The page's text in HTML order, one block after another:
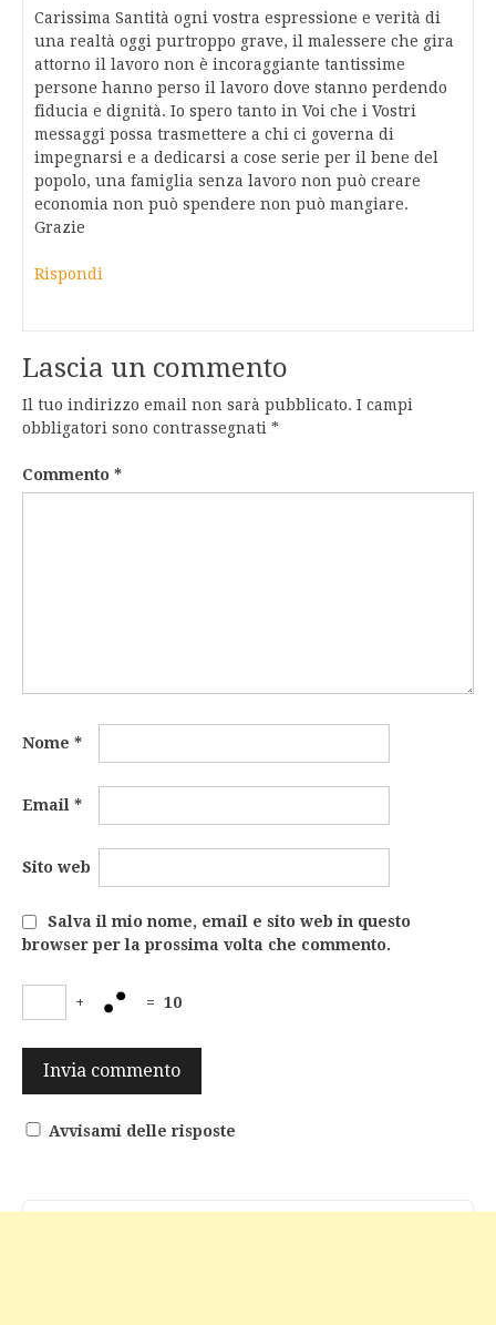
Carissima Santità ogni vostra espressione e verità di
una realtà oggi purtroppo grave, il malessere che gira
attorno il lavoro non è incoraggiante tantissime
persone hanno perso il lavoro dove stanno perdendo
fiducia e dignità. Io spero tanto in Voi che i Vostri
messaggi possa trasmettere a chi ci governa di
impegnarsi e a dedicarsi a cose serie per il bene del
popolo, una famiglia senza lavoro non può creare
economia non può spendere non può mangiare.
Grazie
Rispondi
Lascia un commento
Il tuo indirizzo email non sarà pubblicato. I campi
obbligatori sono contrassegnati *
Commento *
Nome *
Email *
Sito web
Salva il mio nome, email e sito web in questo
browser per la prossima volta che commento.
+ = 10
Avvisami delle risposte